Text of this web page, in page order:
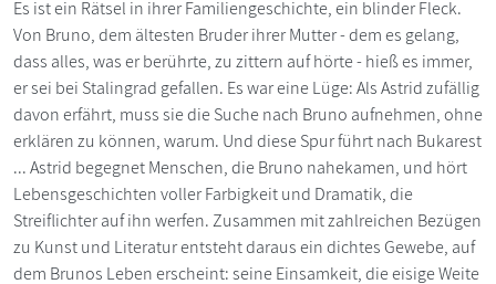
Es ist ein Rätsel in ihrer Familiengeschichte, ein blinder Fleck.
Von Bruno, dem ältesten Bruder ihrer Mutter - dem es gelang,
dass alles, was er berührte, zu zittern auf hörte - hieß es immer,
er sei bei Stalingrad gefallen. Es war eine Lüge: Als Astrid zufällig
davon erfährt, muss sie die Suche nach Bruno aufnehmen, ohne
erklären zu können, warum. Und diese Spur führt nach Bukarest
... Astrid begegnet Menschen, die Bruno nahekamen, und hört
Lebensgeschichten voller Farbigkeit und Dramatik, die
Streiflichter auf ihn werfen. Zusammen mit zahlreichen Bezügen
zu Kunst und Literatur entsteht daraus ein dichtes Gewebe, auf
dem Brunos Leben erscheint: seine Einsamkeit, die eisige Weite